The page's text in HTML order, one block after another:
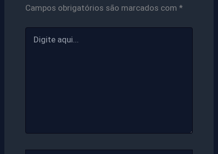
Campos obrigatórios são marcados com *
aqui...